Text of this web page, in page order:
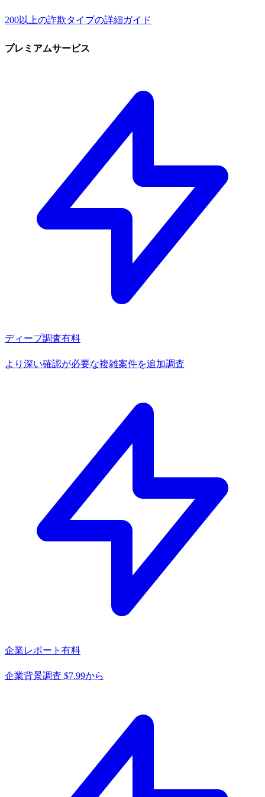
200以上の詐欺タイプの詳細ガイド
プレミアムサービス
ディープ調査有料
より深い確認が必要な複雑案件を追加調査
企業レポート 有料
企業背景調査 $7.99から